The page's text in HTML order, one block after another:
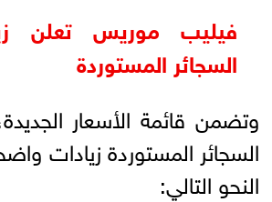
فيليب موريس تعلن
السجائر المستوردة
وتضمن قائمة الأسعار
السجائر المستوردة زيادات
النحو التالي: